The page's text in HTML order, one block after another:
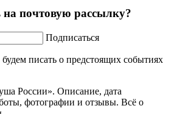
почтовую рассылку?
Подписаться
писать о предстоящих событиях
России». Описание, дата
фотографии и отзывы. Всё о